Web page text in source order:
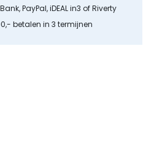
PayPal, iDEAL in3 of Riverty
betalen in 3 termijnen